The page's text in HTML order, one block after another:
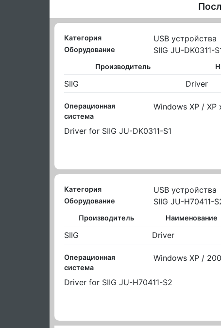
Категория USB устройства
Оборудование SIIG JU-DK0311-
Производитель
SIIG Driver
Операционная
система
Windows XP /
Driver for SIIG JU-DK0311-S1
Категория USB устройства
Оборудование SIIG JU-H70411-
Производитель Наименование
SIIG Driver
Операционная
система
Windows XP /
Driver for SIIG JU-H70411-S2